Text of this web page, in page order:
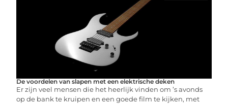
De voordelen van slapen met een elektrische deken
Er zijn veel mensen die het heerlijk vinden om ’s avonds
op de bank te kruipen en een goede film te kijken, met